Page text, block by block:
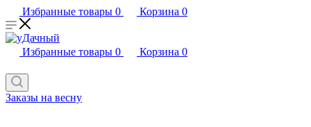
Избранные товары 0 Корзина 0
Избранные товары 0 Корзина 0
Заказы на весну